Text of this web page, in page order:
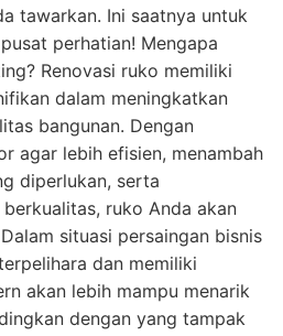
tawarkan. Ini saatnya untuk
perhatian! Mengapa
Renovasi ruko memiliki
dalam meningkatkan
bangunan. Dengan
agar lebih efisien, menambah
diperlukan, serta
ruko Anda akan
situasi persaingan bisnis
dan memiliki
akan lebih mampu menarik
dengan yang tampak